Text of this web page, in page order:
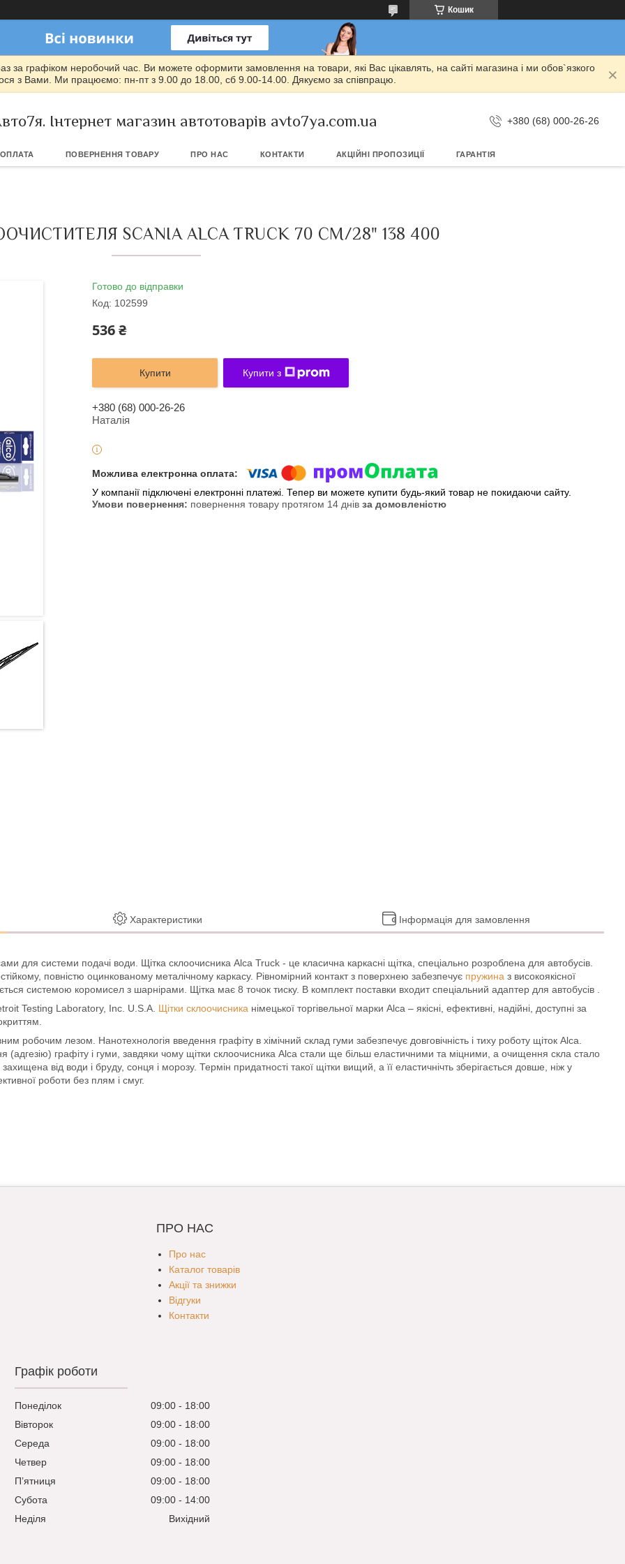
Кошик
за графіком неробочий час. Ви можете оформити замовлення на товари, які Вас цікавлять, на сайті магазина і ми обов`язкого
з Вами. Ми працюємо: пн-пт з 9.00 до 18.00, сб 9.00-14.00. Дякуємо за співпрацю.
Інтернет магазин автотоварів avto7ya.com.ua +380 (68) 000-26-26
ПОВЕРНЕННЯ ТОВАРУ ПРО НАС КОНТАКТИ АКЦІЙНІ ПРОПОЗИЦІЇ ГАРАНТІЯ
SCANIA ALCA TRUCK 70 СМ/28" 138 400
Готово до відправки
Код: 102599
536 ₴
Купити Купити з
+380 (68) 000-26-26
Наталія
У компанії підключені електронні платежі. Тепер ви можете купити будь-який товар не покидаючи сайту.
повернення товару протягом 14 днів за домовленістю
Характеристики Інформація для замовлення
для системи подачі води. Щітка склоочисника Alca Truck - це класична каркасні щітка, спеціально розроблена для автобусів.
повністю оцинкованому металічному каркасу. Рівномірний контакт з поверхнею забезпечує пружина з високоякісної
системою коромисел з шарнірами. Щітка має 8 точок тиску. В комплект поставки входит спеціальний адаптер для автобусів .
Testing Laboratory, Inc. U.S.A. Щітки склоочисника німецької торгівельної марки Alca – якісні, ефективні, надійні, доступні за
робочим лезом. Нанотехнологія введення графіту в хімічний склад гуми забезпечує довговічність і тиху роботу щіток Alca.
графіту і гуми, завдяки чому щітки склоочисника Alca стали ще більш еластичними та міцними, а очищення скла стало
від води і бруду, сонця і морозу. Термін придатності такої щітки вищий, а її еластичнічть зберігається довше, ніж у
роботи без плям і смуг.
ПРО НАС
Про нас
Каталог товарів
Акції та знижки
Відгуки
Контакти
Графік роботи
Понеділок 09:00
18:00
Вівторок
09:00
18:00
Середа
09:00
18:00
Четвер
09:00
18:00
Пʼятниця
09:00
18:00
Субота
09:00
14:00
Неділя
Вихідний